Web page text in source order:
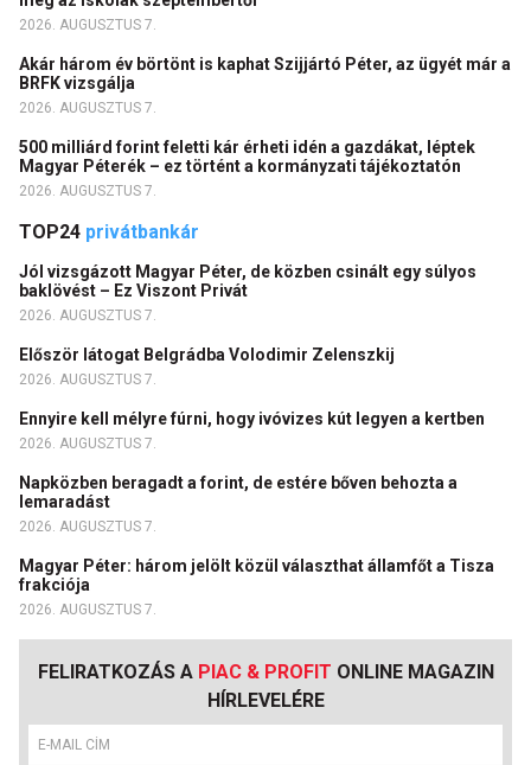
2026. AUGUSZTUS 7.
Akár három év börtönt is kaphat Szijjártó Péter, az ügyét már a
BRFK vizsgálja
2026. AUGUSZTUS 7.
500 milliárd forint feletti kár érheti idén a gazdákat, léptek
Magyar Péterék – ez történt a kormányzati tájékoztatón
2026. AUGUSZTUS 7.
TOP24 privátbankár
Jól vizsgázott Magyar Péter, de közben csinált egy súlyos
baklövést – Ez Viszont Privát
2026. AUGUSZTUS 7.
Először látogat Belgrádba Volodimir Zelenszkij
2026. AUGUSZTUS 7.
Ennyire kell mélyre fúrni, hogy ivóvizes kút legyen a kertben
2026. AUGUSZTUS 7.
Napközben beragadt a forint, de estére bőven behozta a
lemaradást
2026. AUGUSZTUS 7.
Magyar Péter: három jelölt közül választhat államfőt a Tisza
frakciója
2026. AUGUSZTUS 7.
FELIRATKOZÁS A PIAC & PROFIT ONLINE MAGAZIN
HÍRLEVELÉRE